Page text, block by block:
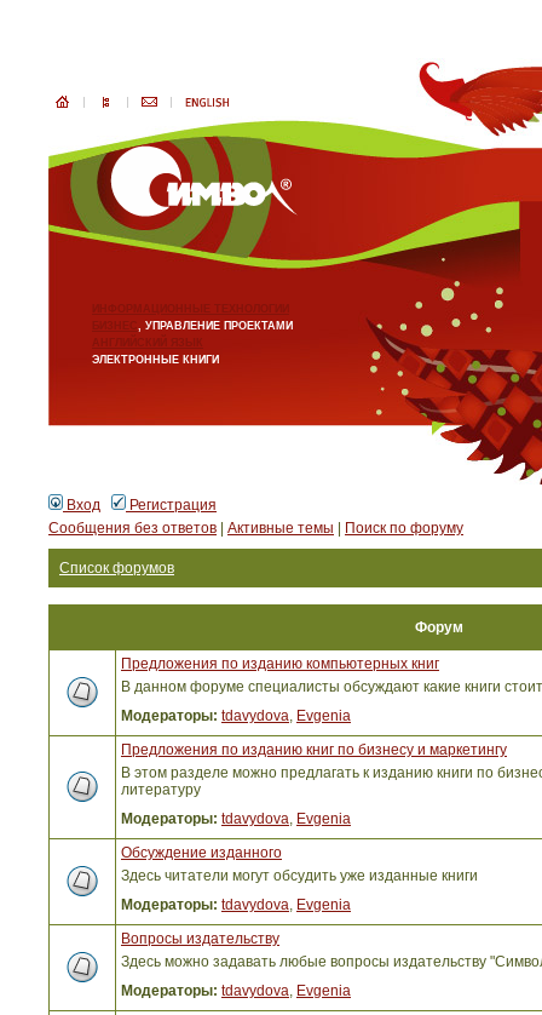
ИНФОРМАЦИОННЫЕ ТЕХНОЛОГИИ
БИЗНЕС, УПРАВЛЕНИЕ ПРОЕКТАМИ
АНГЛИЙСКИЙ ЯЗЫК
ЭЛЕКТРОННЫЕ КНИГИ
Вход
Регистрация
Сообщения без ответов
Активные темы Поиск по форуму
Список форумов
Форум
Предложения по изданию компьютерных книг
В данном форуме специалисты обсуждают какие книги
Модераторы: tdavydova, Evgenia
Предложения по изданию книг по бизнесу и маркетингу
В этом разделе можно предлагать к изданию книги по
литературу
Модераторы: tdavydova, Evgenia
Обсуждение изданного
Здесь читатели могут обсудить уже изданные книги
Модераторы: tdavydova, Evgenia
Вопросы издательству
Здесь можно задавать любые вопросы издательству
Модераторы: tdavydova, Evgenia